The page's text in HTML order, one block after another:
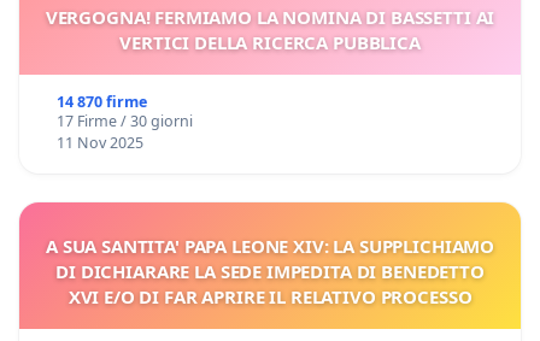
VERGOGNA! FERMIAMO LA NOMINA DI BASSETTI AI
VERTICI DELLA RICERCA PUBBLICA
14 870 firme
17 Firme / 30 giorni
11 Nov 2025
A SUA SANTITA' PAPA LEONE XIV: LA SUPPLICHIAMO
DI DICHIARARE LA SEDE IMPEDITA DI BENEDETTO
XVI E/O DI FAR APRIRE IL RELATIVO PROCESSO